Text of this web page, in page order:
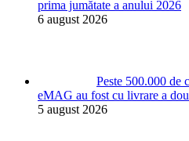
prima jumătate a anului 2026
6 august 2026
Peste 500.000 de
eMAG au fost cu livrare a
5 august 2026